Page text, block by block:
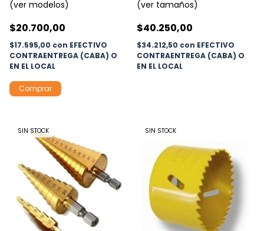
(ver modelos)
$20.700,00
$17.595,00 con EFECTIVO
CONTRAENTREGA (CABA) O
EN EL LOCAL
Comprar
(ver tamaños)
$40.250,00
$34.212,50 con EFECTIVO
CONTRAENTREGA (CABA) O
EN EL LOCAL
SIN STOCK SIN STOCK